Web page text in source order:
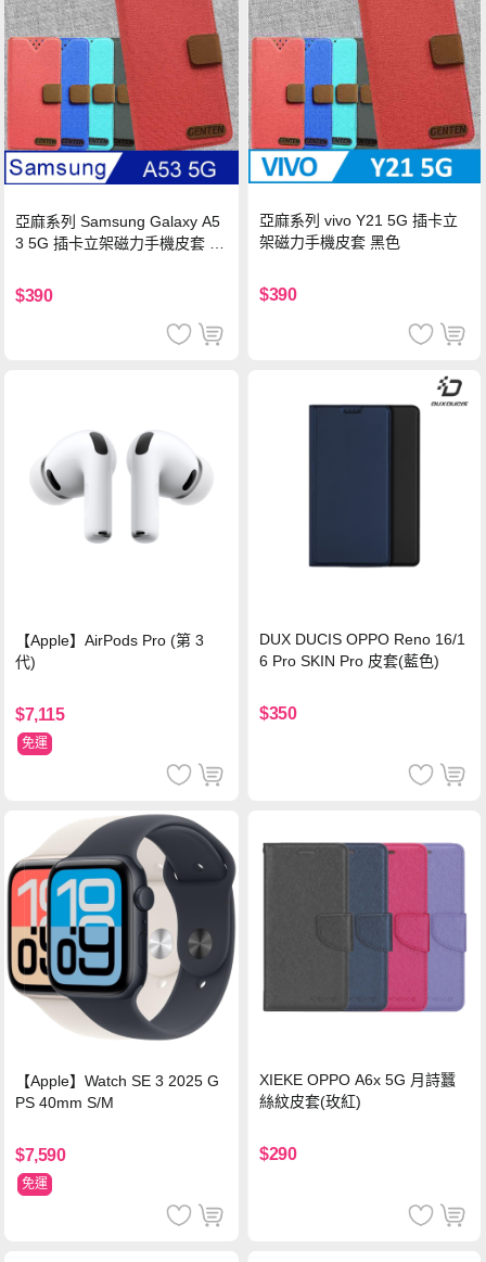
亞麻系列 Samsung Galaxy A5
3 5G 插卡立架磁力手機皮套 藍
$390
亞麻系列 vivo Y21 5G 插卡立
架磁力手機皮套 黑色
$390
【Apple】AirPods Pro (第 3
代)
$7,115
免運
DUX DUCIS OPPO Reno 16/1
6 Pro SKIN Pro 皮套(藍色)
$350
【Apple】Watch SE 3 2025 G
PS 40mm S/M
$7,590
免運
XIEKE OPPO A6x 5G 月詩蠶
絲紋皮套(玫紅)
$290